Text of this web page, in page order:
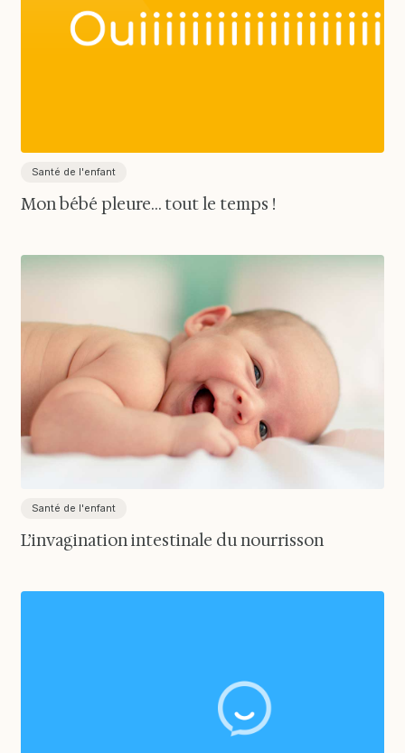
Santé de l'enfant
Mon bébé pleure... tout le temps !
Santé de l'enfant
L’invagination intestinale du nourrisson